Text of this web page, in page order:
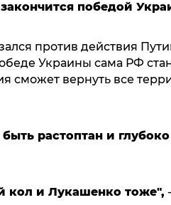
закончится победой
против действия
Украины сама РФ
сможет вернуть все
растоптан и глубоко
кол и Лукашенко тоже",